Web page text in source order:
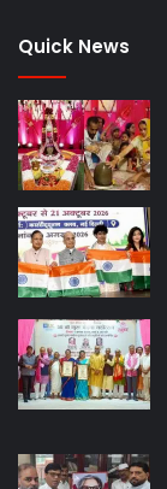
Quick News